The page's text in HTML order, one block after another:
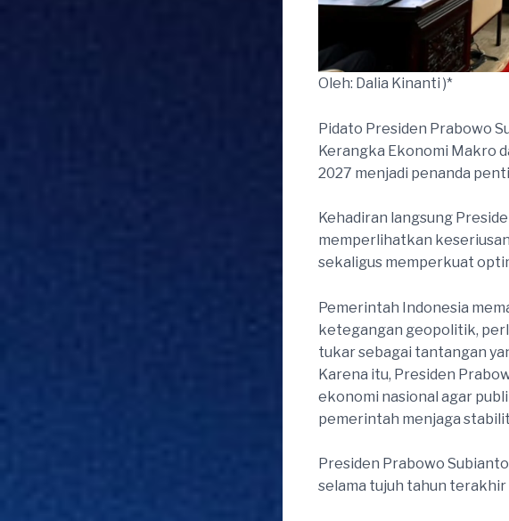
Oleh: Dalia Kinanti )*
Pidato Presiden Prabowo
Kerangka Ekonomi Makro
2027 menjadi penanda
Kehadiran langsung
memperlihatkan
sekaligus memperkuat
Pemerintah Indonesia
ketegangan geopolitik,
tukar sebagai tantangan
Karena itu, Presiden
ekonomi nasional agar
pemerintah menjaga
Presiden Prabowo
selama tujuh tahun